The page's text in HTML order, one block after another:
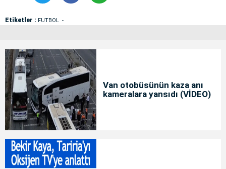
Etiketler : FUTBOL
Van otobüsünün kaza anı
kameralara yansıdı (VİDEO)